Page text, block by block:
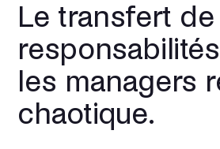
Le transfert de
les managers
chaotique.